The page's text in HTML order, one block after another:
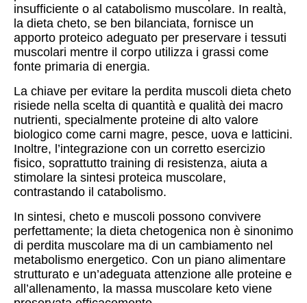
insufficiente o al catabolismo muscolare. In realtà,
la dieta cheto, se ben bilanciata, fornisce un
apporto proteico adeguato per preservare i tessuti
muscolari mentre il corpo utilizza i grassi come
fonte primaria di energia.
La chiave per evitare la perdita muscoli dieta cheto
risiede nella scelta di quantità e qualità dei macro
nutrienti, specialmente proteine di alto valore
biologico come carni magre, pesce, uova e latticini.
Inoltre, l’integrazione con un corretto esercizio
fisico, soprattutto training di resistenza, aiuta a
stimolare la sintesi proteica muscolare,
contrastando il catabolismo.
In sintesi, cheto e muscoli possono convivere
perfettamente; la dieta chetogenica non è sinonimo
di perdita muscolare ma di un cambiamento nel
metabolismo energetico. Con un piano alimentare
strutturato e un’adeguata attenzione alle proteine e
all’allenamento, la massa muscolare keto viene